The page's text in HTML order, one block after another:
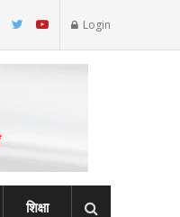
Login
शिक्षा